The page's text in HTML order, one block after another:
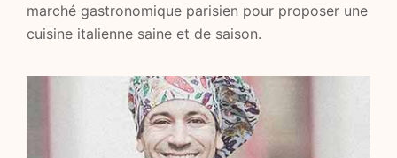
marché gastronomique parisien pour proposer une
cuisine italienne saine et de saison.